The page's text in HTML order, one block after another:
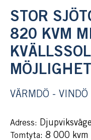
STOR
820 KVM
VÄRMDÖ -
Adress:
Tomtyta: 8 000 kvm